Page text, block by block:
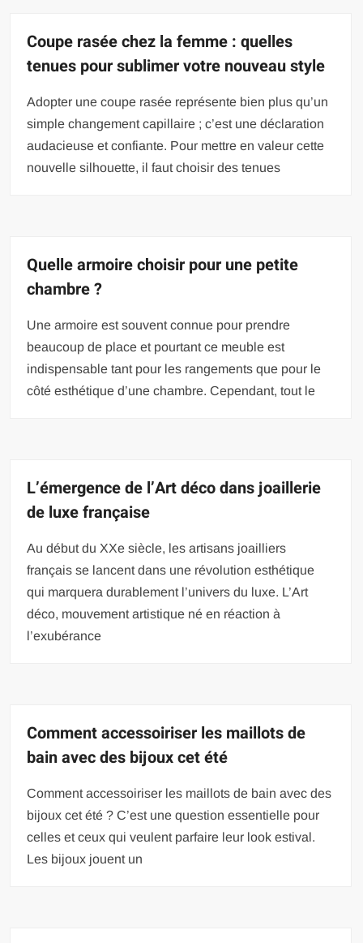
Coupe rasée chez la femme : quelles
tenues pour sublimer votre nouveau style
Adopter une coupe rasée représente bien plus qu’un
simple changement capillaire ; c’est une déclaration
audacieuse et confiante. Pour mettre en valeur cette
nouvelle silhouette, il faut choisir des tenues
Quelle armoire choisir pour une petite
chambre ?
Une armoire est souvent connue pour prendre
beaucoup de place et pourtant ce meuble est
indispensable tant pour les rangements que pour le
côté esthétique d’une chambre. Cependant, tout le
L’émergence de l’Art déco dans joaillerie
de luxe française
Au début du XXe siècle, les artisans joailliers
français se lancent dans une révolution esthétique
qui marquera durablement l’univers du luxe. L’Art
déco, mouvement artistique né en réaction à
l’exubérance
Comment accessoiriser les maillots de
bain avec des bijoux cet été
Comment accessoiriser les maillots de bain avec des
bijoux cet été ? C’est une question essentielle pour
celles et ceux qui veulent parfaire leur look estival.
Les bijoux jouent un